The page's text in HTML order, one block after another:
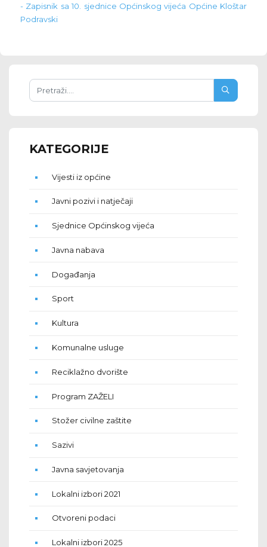
- Zapisnik sa 10. sjednice Općinskog vijeća Općine Kloštar
Podravski
KATEGORIJE
Vijesti iz općine
Javni pozivi i natječaji
Sjednice Općinskog vijeća
Javna nabava
Događanja
Sport
Kultura
Komunalne usluge
Reciklažno dvorište
Program ZAŽELI
Stožer civilne zaštite
Sazivi
Javna savjetovanja
Lokalni izbori 2021
Otvoreni podaci
Lokalni izbori 2025